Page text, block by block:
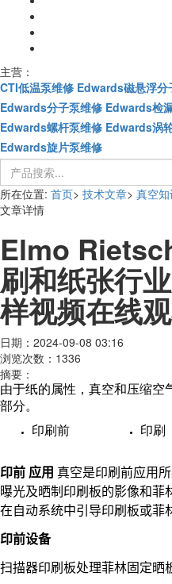
主营：
CTI低温泵维修 Edwards磁悬浮分
Edwards分子泵维修 Edwards检
Edwards螺杆泵维修 Edwards涡
Edwards旋片泵维修
所在位置: 首页> 技术文章> 真空知
文章详情
Elmo
刷和纸张行
样视频在线
日期：2024-09-08 03:16
浏览次数：1336
摘要：
由于纸的属性，真空和压缩
部分。
印刷前
印刷
印前 应用 真空是印刷前应用
曝光及晒制印刷板的影像和
在自动系统中引导印刷板或
印前设备
扫描器印刷板处理菲林固定晒